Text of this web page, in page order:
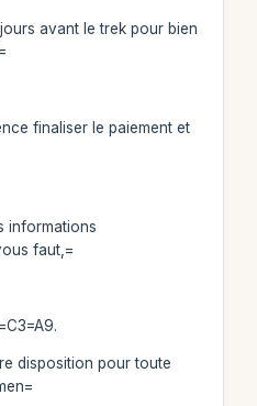
avant le trek pour bien
finaliser le paiement et
informations
faut,=
disposition pour toute